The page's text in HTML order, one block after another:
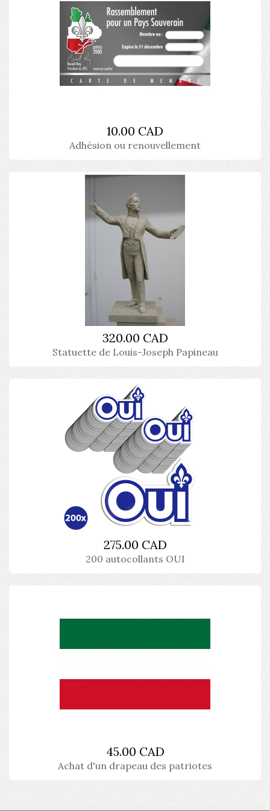
10.00 CAD
Adhésion ou renouvellement
320.00 CAD
Statuette de Louis-Joseph Papineau
275.00 CAD
200 autocollants OUI
45.00 CAD
Achat d'un drapeau des patriotes